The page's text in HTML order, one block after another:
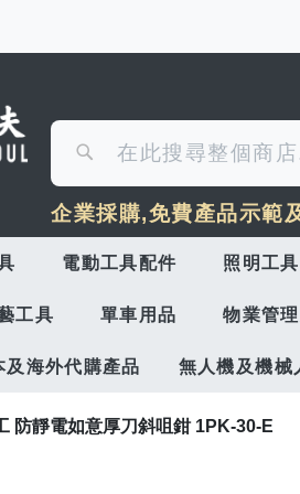
尋
搜
尋
企業採購,免費產品示範
電動工具配件 照明工具
工具 單車用品 物業管
及海外代購產品 無人機及機械
防靜電如意厚刀斜咀鉗 1PK-30-E